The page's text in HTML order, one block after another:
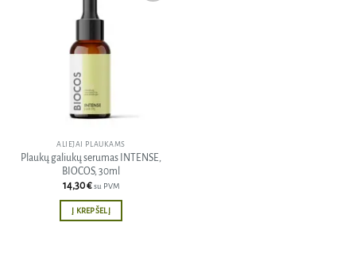
ALIEJAI PLAUKAMS
Plaukų galiukų serumas INTENSE,
BIOCOS, 30ml
14,30€ su PVM
Į KREPŠELĮ